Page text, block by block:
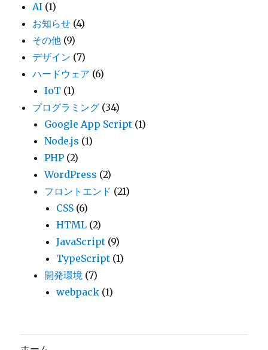
AI (1)
お知らせ (4)
その他 (9)
デザイン (7)
ハードウェア (6)
IoT (1)
プログラミング (34)
Google App Script (1)
Node.js (1)
PHP (2)
WordPress (2)
フロントエンド (21)
CSS (6)
HTML (2)
JavaScript (9)
TypeScript (1)
開発環境 (7)
webpack (1)